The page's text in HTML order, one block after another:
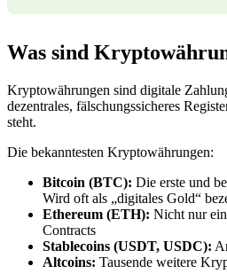
Was sind
Kryptowährungen sind digitale
dezentrales, fälschungssicheres
steht.
Die bekanntesten Kryptowährungen:
Bitcoin (BTC): Die erste und
Wird oft als „digitales Gold“
Ethereum (ETH): Nicht nur
Contracts
Stablecoins (USDT, USDC):
Altcoins: Tausende weitere